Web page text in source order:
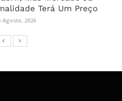
Terá Um Preço
Agosto, 2026